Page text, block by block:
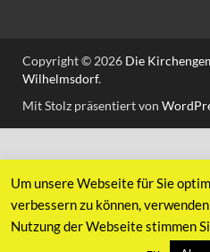
Copyright © 2026 Die
Wilhelmsdorf.
Mit Stolz präsentiert von
Um unsere Webseite für Sie
verbessern zu können,
Nutzung der Webseite stimmen